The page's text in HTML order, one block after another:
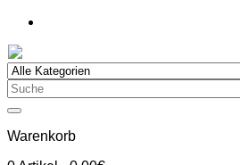
Warenkorb